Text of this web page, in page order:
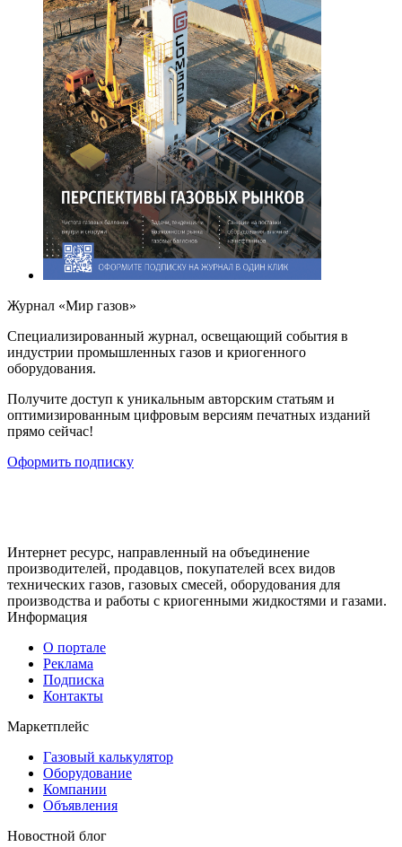
Журнал «Мир газов»
Cпециализированный журнал, освещающий события в
индустрии промышленных газов и криогенного
оборудования.
Получите доступ к уникальным авторским статьям и
оптимизированным цифровым версиям печатных изданий
прямо сейчас!
Оформить подписку
Интернет ресурс, направленный на объединение
производителей, продавцов, покупателей всех видов
технических газов, газовых смесей, оборудования для
производства и работы с криогенными жидкостями и газами.
Информация
О портале
Реклама
Подписка
Контакты
Маркетплейс
Газовый калькулятор
Оборудование
Компании
Объявления
Новостной блог